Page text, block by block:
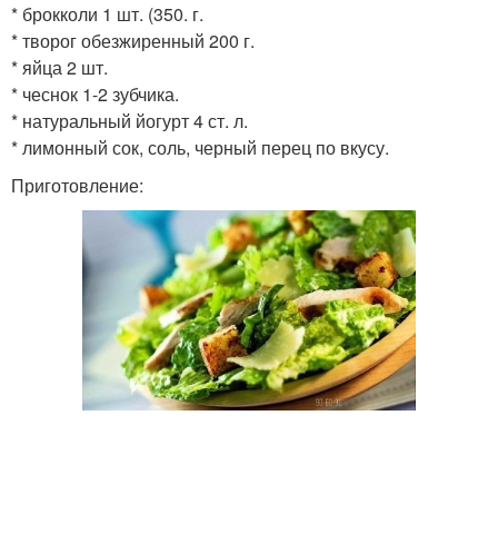
* брокколи 1 шт. (350. г.
* творог обезжиренный 200 г.
* яйца 2 шт.
* чеснок 1-2 зубчика.
* натуральный йогурт 4 ст. л.
* лимонный сок, соль, черный перец по вкусу.
Приготовление: